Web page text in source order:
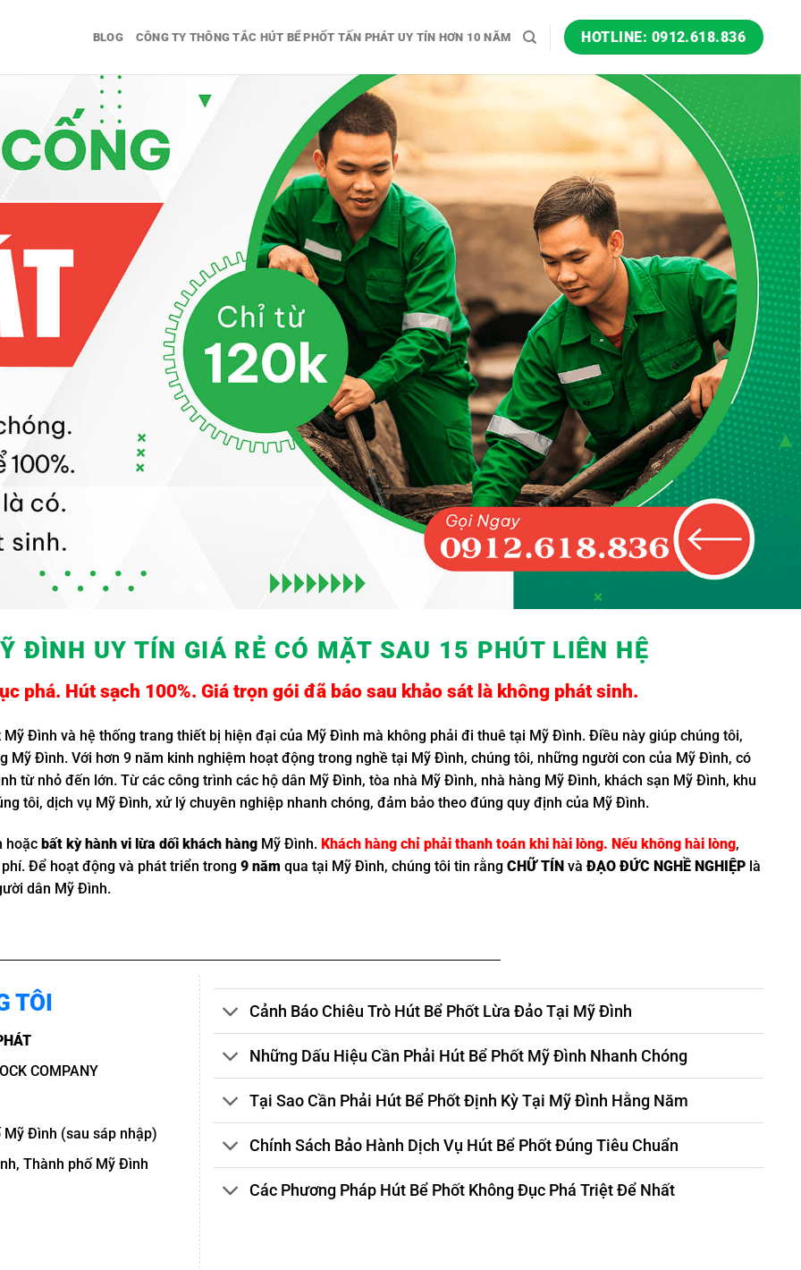
BLOG CÔNG TY THÔNG TẮC HÚT BỂ PHỐT TẤN PHÁT UY TÍN HƠN 10 NĂM HOTLINE: 0912.618.836
ĐÌNH UY TÍN GIÁ RẺ CÓ MẶT SAU 15 PHÚT LIÊN HỆ
phá. Hút sạch 100%. Giá trọn gói đã báo sau khảo sát là không phát sinh.
Đình và hệ thống trang thiết bị hiện đại của Mỹ Đình mà không phải đi thuê tại Mỹ Đình. Điều này giúp chúng tôi,
Mỹ Đình. Với hơn 9 năm kinh nghiệm hoạt động trong nghề tại Mỹ Đình, chúng tôi, những người con của Mỹ Đình, có
từ nhỏ đến lớn. Từ các công trình các hộ dân Mỹ Đình, tòa nhà Mỹ Đình, nhà hàng Mỹ Đình, khách sạn Mỹ Đình, khu
tôi, dịch vụ Mỹ Đình, xử lý chuyên nghiệp nhanh chóng, đảm bảo theo đúng quy định của Mỹ Đình.
hoặc bất kỳ hành vi lừa dối khách hàng Mỹ Đình. Khách hàng chỉ phải thanh toán khi hài lòng. Nếu không hài lòng,
Để hoạt động và phát triển trong 9 năm qua tại Mỹ Đình, chúng tôi tin rằng CHỮ TÍN và ĐẠO ĐỨC NGHỀ NGHIỆP là
dân Mỹ Đình.
TÔI
COMPANY
Mỹ Đình (sau sáp nhập)
Thành phố Mỹ Đình
Cảnh Báo Chiêu Trò Hút Bể Phốt Lừa Đảo Tại Mỹ Đình
Những Dấu Hiệu Cần Phải Hút Bể Phốt Mỹ Đình Nhanh Chóng
Tại Sao Cần Phải Hút Bể Phốt Định Kỳ Tại Mỹ Đình Hằng Năm
Chính Sách Bảo Hành Dịch Vụ Hút Bể Phốt Đúng Tiêu Chuẩn
Các Phương Pháp Hút Bể Phốt Không Đục Phá Triệt Để Nhất